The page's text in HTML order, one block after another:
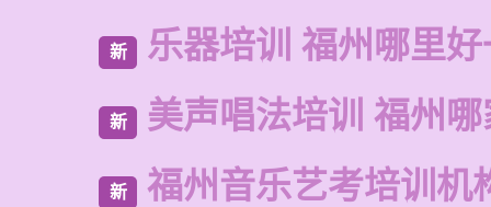
新 乐器培训 福州哪里
新 美声唱法培训 福州
新 福州音乐艺考培训机